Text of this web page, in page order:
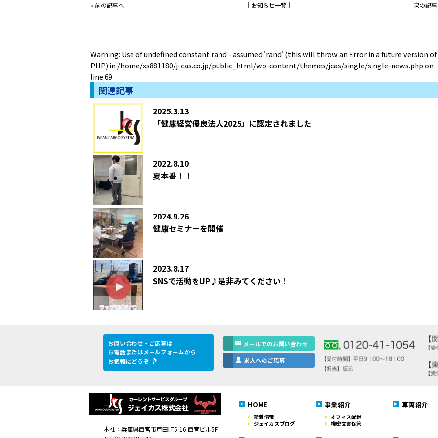
« 前の記事へ │ お知らせ一覧 │ 次の記
Warning: Use of undefined constant rand - assumed 'rand' (this will throw an Error in a future version of
PHP) in /home/xs881180/j-cas.co.jp/public_html/wp-content/themes/jcas/single/single-news.phpon
line69
関連記事
2025.3.13
「健康経営優良法人2025」に認定されました
2022.8.10
夏本番！！
2024.9.26
健康セミナーを開催
2023.8.17
SNSで活動をUP♪是非みてください！
お問い合わせ・ご応募は
お電話またはメールフォームから
お気軽にどうぞ
メールでのお問い合わせ
求人へのご応募
本社：兵庫県西宮市戸田町5-16 西宮ビル5F
HOME
新着情報
ジェイカスブログ
事業紹介
オフィス配送
機密文書保管
車両紹介